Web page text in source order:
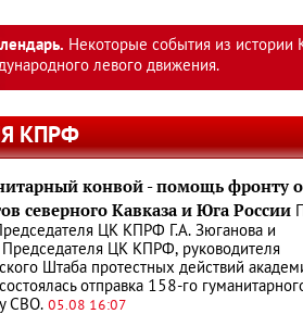
Некоторые события из истории
левого движения.
КПРФ
конвой - помощь фронту
северного Кавказа и Юга России
ЦК КПРФ Г.А. Зюганова и
Председателя ЦК КПРФ, руководителя
Штаба протестных действий
отправка 158-го
СВО. 05.08 16:07